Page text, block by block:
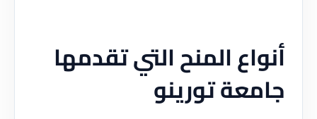
أنواع المنح التي تقدمها
جامعة تورينو